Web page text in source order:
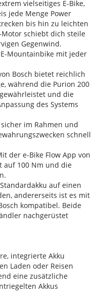
vielseitiges E-Bike,
jede Menge Power
bis hin zu leichten
schiebt dich steile
Gegenwind.
Mountainbike mit jeder
Bosch bietet reichlich
während die Purion 200
und die
des Systems
im Rahmen und
schnell
der e-Bike Flow App von
auf 100 Nm und die
auf einen
andererseits ist es mit
kompatibel. Beide
nachgerüstet
integrierte Akku
Laden oder Reisen
eine zusätzliche
Akkus